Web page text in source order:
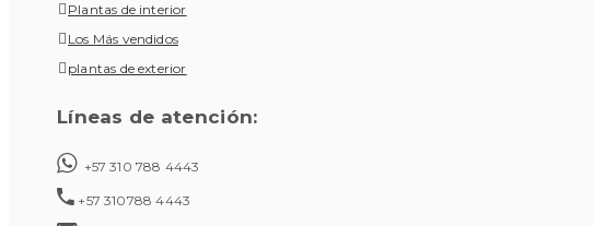
Plantas de interior
Los Más vendidos
plantas de exterior
Líneas de atención:
+57 310 788 4443
+57 310788 4443